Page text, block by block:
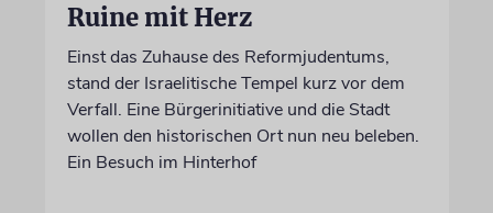
Ruine mit Herz
Einst das Zuhause des Reformjudentums,
stand der Israelitische Tempel kurz vor dem
Verfall. Eine Bürgerinitiative und die Stadt
wollen den historischen Ort nun neu beleben.
Ein Besuch im Hinterhof